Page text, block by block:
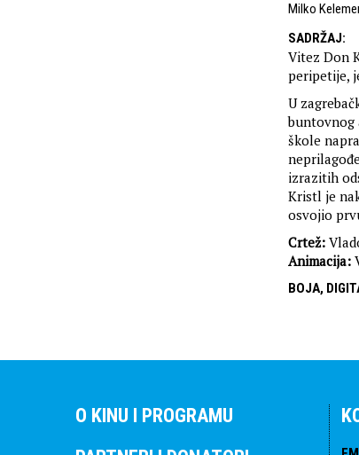
Milko
SADRŽAJ:
Vitez Don
peripetije,
U
buntovnog
škole
izrazitih
Kristl je
osvojio
Crtež:
Animacija:
BOJA,
O KINU I PROGRAMU